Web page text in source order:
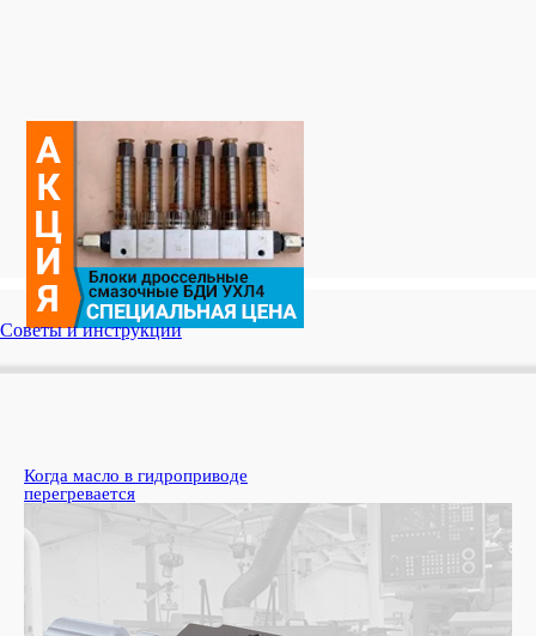
Советы и инструкции
Когда масло в гидроприводе
перегревается